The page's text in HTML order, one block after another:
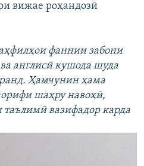
вижае роҳандозӣ
фаннии забони
англисӣ кушода шуда
Ҳамчунин ҳама
шаҳру навоҳӣ,
таълимӣ вазифадор карда